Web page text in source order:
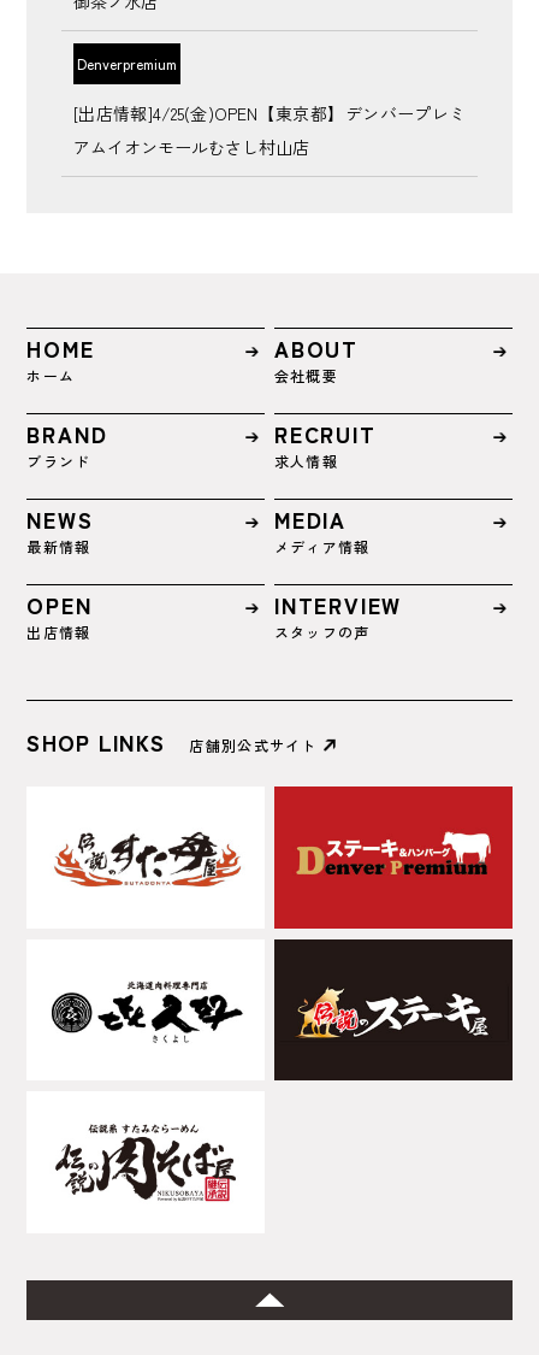
Denverpremium
[出店情報]4/25(金)OPEN【東京都】デンバープレミ
アムイオンモールむさし村山店
HOME
ホーム
ABOUT
会社概要
BRAND
ブランド
RECRUIT
求人情報
NEWS
最新情報
MEDIA
メディア情報
OPEN
出店情報
INTERVIEW
スタッフの声
SHOP LINKS 店舗別公式サイト